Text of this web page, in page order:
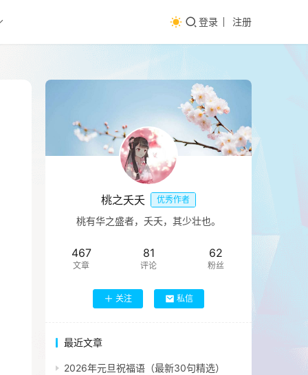
登录 注册
桃之夭夭 优秀作者
桃有华之盛者，夭夭，其少壮也。
467
文章
81
评论
62
粉丝
关注 私信
最近文章
2026年元旦祝福语（最新30句精选）